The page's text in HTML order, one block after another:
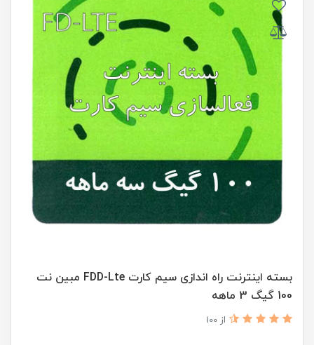
بسته اینترنت راه اندازی سیم کارت FDD-Lte مبین نت
100 گیگ 3 ماهه
از 100